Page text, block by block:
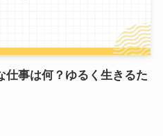
仕事は何？ゆるく生きるた